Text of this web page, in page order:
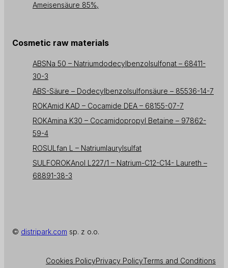
Ameisensäure 85%,
Cosmetic raw materials
ABSNa 50 – Natriumdodecylbenzolsulfonat – 68411-
30-3
ABS-Säure – Dodecylbenzolsulfonsäure – 85536-14-7
ROKAmid KAD – Cocamide DEA – 68155-07-7
ROKAmina K30 – Cocamidopropyl Betaine – 97862-
59-4
ROSULfan L – Natriumlaurylsulfat
SULFOROKAnol L227/1 – Natrium-C12-C14- Laureth –
68891-38-3
© distripark.com sp. z o.o.
Cookies PolicyPrivacy PolicyTerms and Conditions